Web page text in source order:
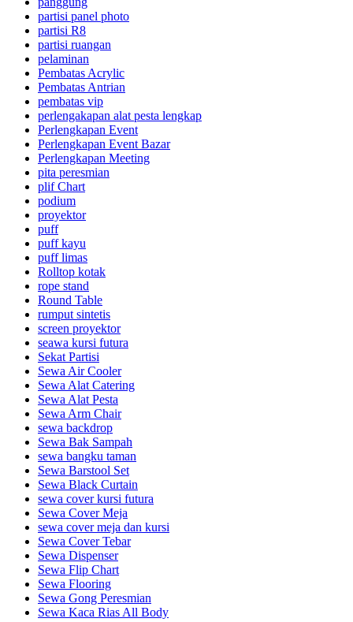
partisi panel photo
partisi R8
partisi ruangan
pelaminan
Pembatas Acrylic
Pembatas Antrian
pembatas vip
perlengakapan alat pesta lengkap
Perlengkapan Event
Perlengkapan Event Bazar
Perlengkapan Meeting
pita peresmian
plif Chart
podium
proyektor
puff
puff kayu
puff limas
Rolltop kotak
rope stand
Round Table
rumput sintetis
screen proyektor
seawa kursi futura
Sekat Partisi
Sewa Air Cooler
Sewa Alat Catering
Sewa Alat Pesta
Sewa Arm Chair
sewa backdrop
Sewa Bak Sampah
sewa bangku taman
Sewa Barstool Set
Sewa Black Curtain
sewa cover kursi futura
Sewa Cover Meja
sewa cover meja dan kursi
Sewa Cover Tebar
Sewa Dispenser
Sewa Flip Chart
Sewa Flooring
Sewa Gong Peresmian
Sewa Kaca Rias All Body